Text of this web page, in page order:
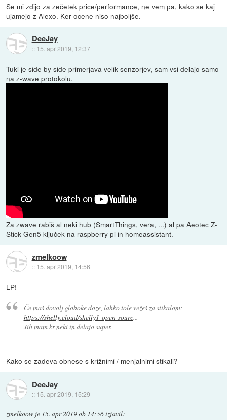
Se mi zdijo za zečetek price/performance, ne vem pa, kako se kaj
ujamejo z Alexo. Ker ocene niso najboljše.
DeeJay
:: 15. apr 2019, 12:37
Tuki je side by side primerjava velik senzorjev, sam vsi delajo samo
na z-wave protokolu.
Za zwave rabiš al neki hub (SmartThings, vera, ...) al pa Aeotec Z-
Stick Gen5 ključek na raspberry pi in homeassistant.
zmelkoow
:: 15. apr 2019, 14:56
LP!
Če maš dovolj globoke doze, lahko tole vežeš za stikalom:
https://shelly.cloud/shelly1-open-sourc...
Jih mam kr neki in delajo super.
Kako se zadeva obnese s križnimi / menjalnimi stikali?
DeeJay
:: 15. apr 2019, 15:29
zmelkoow je 15. apr 2019 ob 14:56izjavil: